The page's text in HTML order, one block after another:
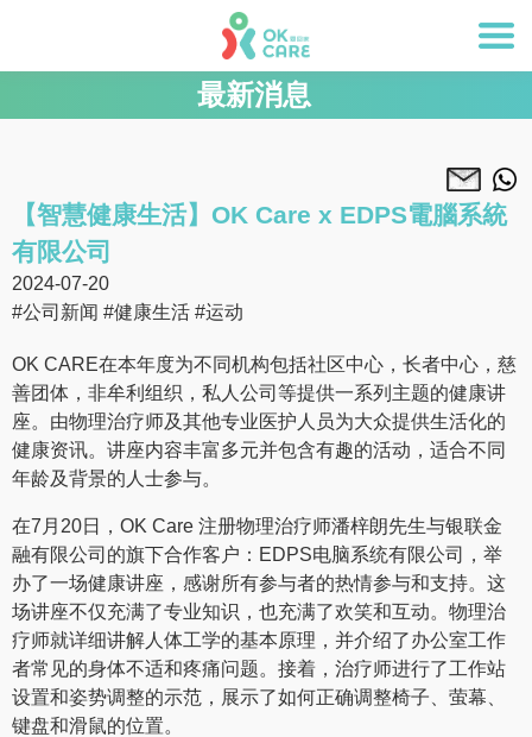
最新消息
【智慧健康生活】OK Care x EDPS電腦系統
有限公司
2024-07-20
#公司新闻 #健康生活 #运动
OK CARE在本年度为不同机构包括社区中心，长者中心，慈
善团体，非牟利组织，私人公司等提供一系列主题的健康讲
座。由物理治疗师及其他专业医护人员为大众提供生活化的
健康资讯。讲座内容丰富多元并包含有趣的活动，适合不同
年龄及背景的人士参与。
在7月20日，OK Care 注册物理治疗师潘梓朗先生与银联金
融有限公司的旗下合作客户：EDPS电脑系统有限公司，举
办了一场健康讲座，感谢所有参与者的热情参与和支持。这
场讲座不仅充满了专业知识，也充满了欢笑和互动。物理治
疗师就详细讲解人体工学的基本原理，并介绍了办公室工作
者常见的身体不适和疼痛问题。接着，治疗师进行了工作站
设置和姿势调整的示范，展示了如何正确调整椅子、萤幕、
键盘和滑鼠的位置。